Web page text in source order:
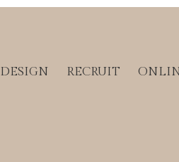
DESIGN RECRUIT